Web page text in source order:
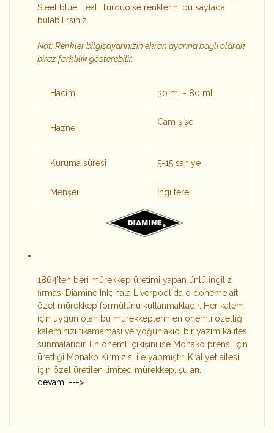
Steel blue, Teal, Turquoise renklerini bu sayfada
bulabilirsiniz.
Not: Renkler bilgisayarınızın ekran ayarına bağlı olarak
biraz farklılık gösterebilir.
Hacim 30 ml - 80 ml
Hazne
Cam şişe
Kuruma süresi 5-15 saniye
Menşei İngiltere
1864'ten beri mürekkep üretimi yapan ünlü ingiliz
firması Diamine Ink; hala Liverpool'da o döneme ait
özel mürekkep formülünü kullanmaktadır. Her kalem
için uygun olan bu mürekkeplerin en önemli özelliği
kaleminizi tıkamaması ve yoğun,akıcı bir yazım kalitesi
sunmalarıdır. En önemli çıkışını ise Monako prensi için
ürettiği Monako Kırmızısı ile yapmıştır. Kraliyet ailesi
için özel üretilen limited mürekkep, şu an...
devamı --->